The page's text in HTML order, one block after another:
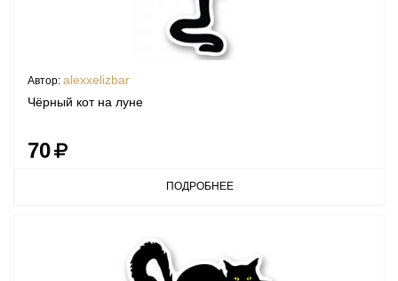
Автор: alexxelizbar
Чёрный кот на луне
70
ПОДРОБНЕЕ